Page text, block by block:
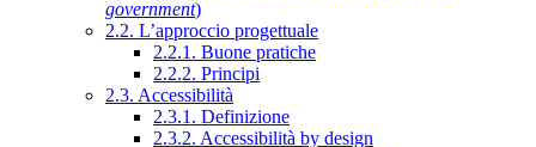
government)
2.2. L’approccio progettuale
2.2.1. Buone pratiche
2.2.2. Principi
2.3. Accessibilità
2.3.1. Definizione
2.3.2. Accessibilità by design